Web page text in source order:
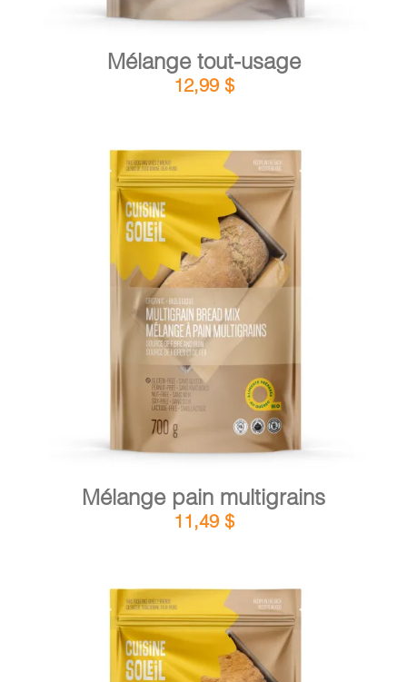
Mélange tout-usage
12,99 $
AJOUTER AU PANIER / DÉTAILS
Mélange pain multigrains
11,49 $